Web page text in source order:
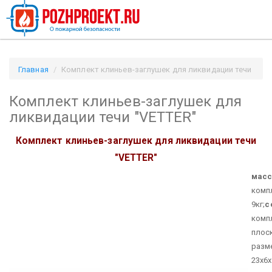
Главная
Комплект клиньев-заглушек для ликвидации течи
Комплект клиньев-заглушек для
ликвидации течи "VETTER"
Комплект клиньев-заглушек для ликвидации течи
"VETTER"
9кг;